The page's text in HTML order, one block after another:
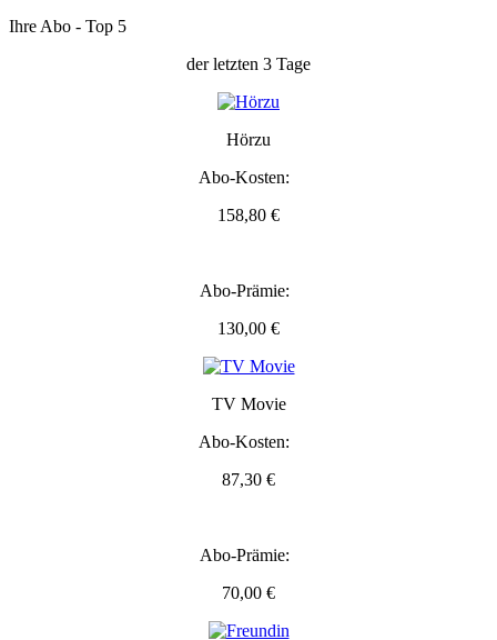
Ihre Abo - Top 5
der letzten 3 Tage
Hörzu
Abo-Kosten:
158,80 €
Abo-Prämie:
130,00 €
TV Movie
Abo-Kosten:
87,30 €
Abo-Prämie:
70,00 €